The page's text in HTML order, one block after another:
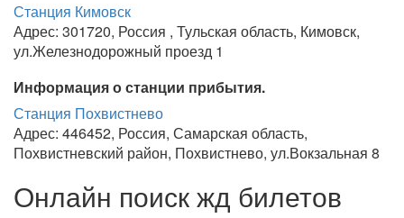
Станция Кимовск
Адрес: 301720, Россия , Тульская область, Кимовск,
ул.Железнодорожный проезд 1
Информация о станции прибытия.
Станция Похвистнево
Адрес: 446452, Россия, Самарская область,
Похвистневский район, Похвистнево, ул.Вокзальная 8
Онлайн поиск жд билетов